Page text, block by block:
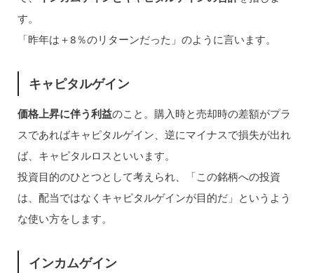
す。
「昨年は＋8％のリターンだった」のように言います。
キャピタルゲイン
価格上昇に伴う利益のこと。購入時と売却時の差額がプラ
スであればキャピタルゲイン、逆にマイナスで損失が出れ
ば、キャピタルロスといいます。
投資目的のひとつとして考えられ、「この銘柄への投資
は、配当ではなくキャピタルゲインが目的だ」というよう
な使い方をします。
インカムゲイン